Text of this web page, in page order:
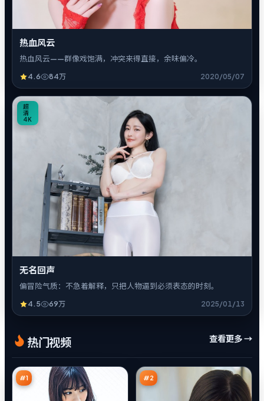
热血风云
热血风云——群像戏饱满，冲突来得直接，余味偏冷。
4.6 84万 2020/05/07
超
清
4K
无名回声
偏冒险气质：不急着解释，只把人物逼到必须表态的时刻。
4.5 69万 2025/01/13
热门视频 查看更多 →
#1
途
回
声
97
万
#2
响万